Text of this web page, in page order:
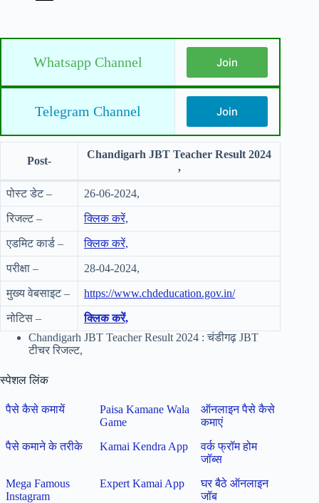
Whatsapp Channel Join
Telegram Channel Join
Post-
Chandigarh JBT Teacher Result 2024
,
पोस्ट डेट – 26-06-2024,
रिजल्ट – क्लिक करें,
एडमिट कार्ड – क्लिक करें,
परीक्षा – 28-04-2024,
मुख्य वेबसाइट – https://www.chdeducation.gov.in/
नोटिस –
क्लिक करें,
Chandigarh JBT Teacher Result 2024 : चंडीगढ़ JBT
टीचर रिजल्ट,
स्पेशल लिंक
पैसे कैसे कमायें
Paisa Kamane Wala
Game
ऑनलाइन पैसे कैसे
कमाएं
पैसे कमाने के तरीके
Kamai Kendra App
वर्क फ्रॉम होम
जॉब्स
Mega Famous
Instagram
Expert Kamai App
घर बैठे ऑनलाइन
जॉब